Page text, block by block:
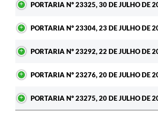
PORTARIA Nº 23325, 30 DE JULHO DE
PORTARIA Nº 23304, 23 DE JULHO DE
PORTARIA Nº 23292, 22 DE JULHO DE
PORTARIA Nº 23276, 20 DE JULHO DE
PORTARIA Nº 23275, 20 DE JULHO DE